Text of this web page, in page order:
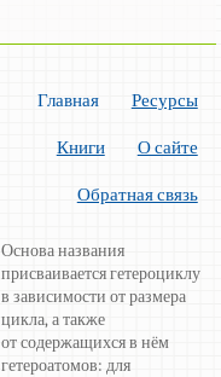
Главная Ресурсы
Книги О сайте
Обратная связь
Основа названия
присваивается гетероциклу
в зависимости от размера
цикла, а также
от содержащихся в нём
гетероатомов: для